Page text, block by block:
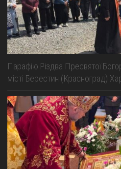
Парафію Різдва Пресвятої
місті Берестин (Красноград)